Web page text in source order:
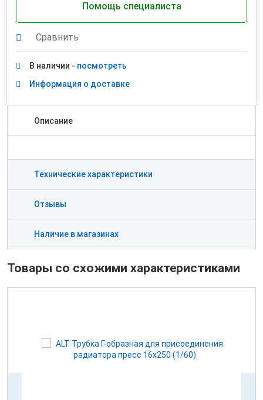
Помощь специалиста
Сравнить
В наличии - посмотреть
Информация о доставке
Описание
Технические характеристики
Отзывы
Наличие в магазинах
Товары со схожими характеристиками